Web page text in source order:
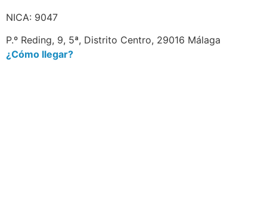
NICA: 9047
P.º Reding, 9, 5ª, Distrito Centro, 29016 Málaga
¿Cómo llegar?